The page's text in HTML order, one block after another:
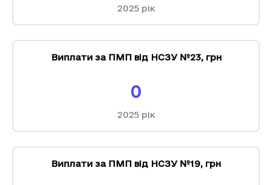
2025рік
Виплати за ПМП від НСЗУ №23, грн
0
2025рік
Виплати за ПМП від НСЗУ №19, грн